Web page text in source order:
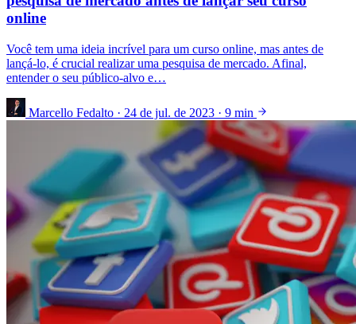
online
Você tem uma ideia incrível para um curso online, mas antes de
lançá-lo, é crucial realizar uma pesquisa de mercado. Afinal,
entender o seu público-alvo e…
Marcello Fedalto · 24 de jul. de 2023 · 9 min